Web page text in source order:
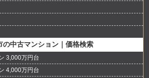
の中古マンション｜価格検索
3,000万円台
4,000万円台